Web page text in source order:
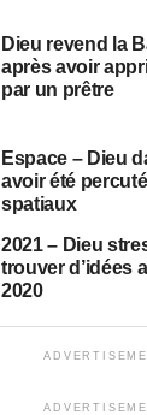
Dieu revend la
après avoir
par un prêtre
Espace – Dieu
avoir été
spatiaux
2021 – Dieu
trouver d’idées
2020